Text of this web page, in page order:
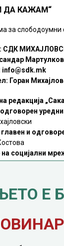
ДА КАЖАМ“
за слободоумни
СДК
Мартулков
info@sdk.mk
Горан
редакција
одговорен
и
социјални
Илиоски
авторски
на авторски содржини
Е